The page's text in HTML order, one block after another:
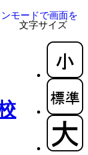
文字サイズ
モードで画面を